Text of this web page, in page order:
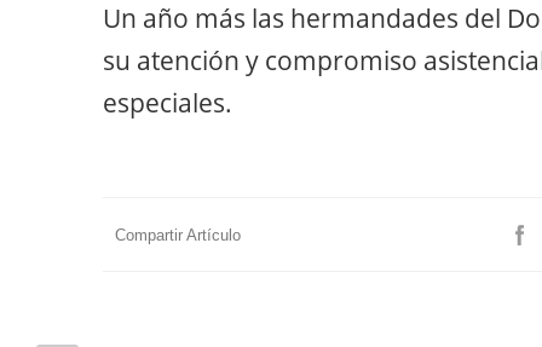
Un año más las hermandades del
su atención y compromiso
especiales.
Compartir Artículo